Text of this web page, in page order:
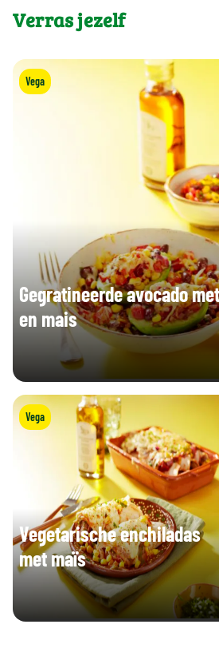
Verras jezelf
Vega
Gegratineerde avocado
en mais
Vega
Vegetarische enchiladas
met maïs